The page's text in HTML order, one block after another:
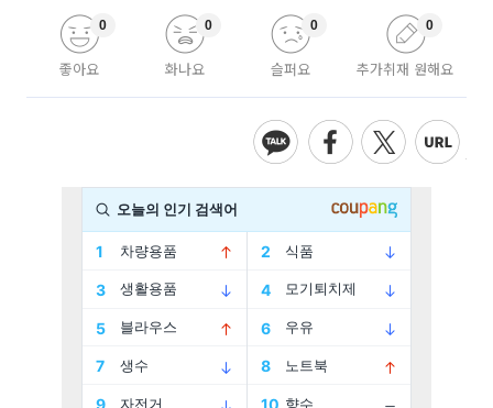
좋아요
0
화나요
0
슬퍼요
0
추가취재 원해요
0